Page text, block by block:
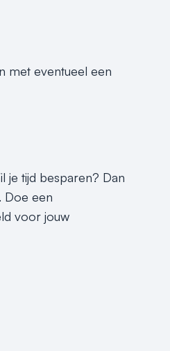
met eventueel een
je tijd besparen? Dan
Doe een
voor jouw